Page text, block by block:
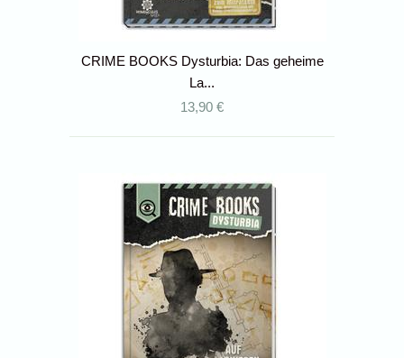
CRIME BOOKS Dysturbia: Das geheime
La...
13,90 €